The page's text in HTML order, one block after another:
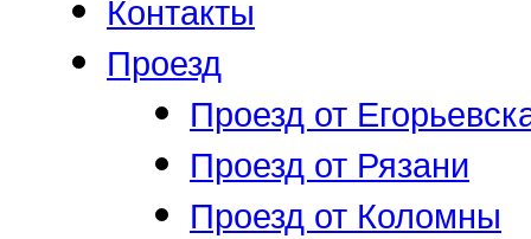
Контакты
Проезд
Проезд от
Проезд от Рязани
Проезд от Коломны